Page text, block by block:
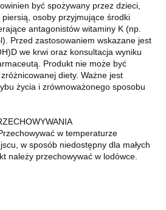
być spożywany przez dzieci,
osoby przyjmujące środki
antagonistów witaminy K (np.
Przed zastosowaniem wskazane jest
we krwi oraz konsultacja wyniku
Produkt nie może być
diety. Ważne jest
życia i zrównoważonego sposobu
w temperaturze
w sposób niedostępny dla małych
należy przechowywać w lodówce.